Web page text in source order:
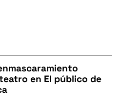
en El público de